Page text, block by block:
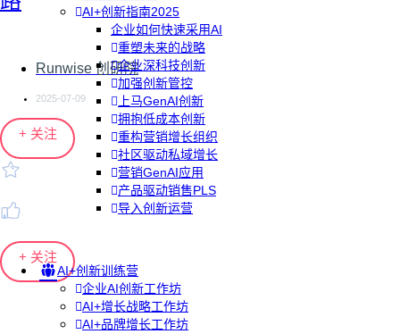
AI+创新指南2025
企业如何快速采用AI
重塑未来的战略
企业深科技创新
加强创新管控
上马GenAI创新
拥抱低成本创新
重构营销增长组织
社区驱动私域增长
营销GenAI应用
产品驱动销售PLS
导入创新运营
AI+创新训练营
企业AI创新工作坊
AI+增长战略工作坊
AI+品牌增长工作坊
Runwise 创研院
2025-07-09
+ 关注
+ 关注